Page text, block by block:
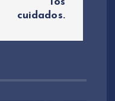
cuidados.